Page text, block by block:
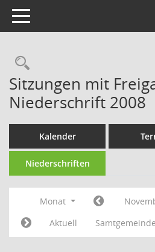
Toggle navigation
Rechercheauswahl
Sitzungen mit
Niederschrift 2008
Kalender
Niederschriften
Monat
Aktuell